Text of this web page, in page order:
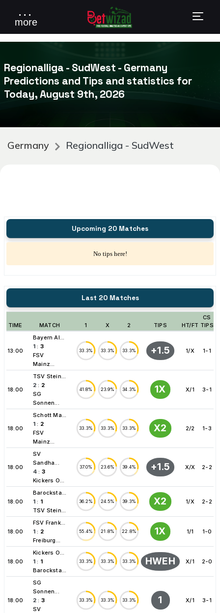
. . .
more
Regionalliga - SudWest - Germany
Predictions and Tips and statistics for
Today, August 9th, 2026
Germany Regionalliga - SudWest
Upcoming 20 Matches
No tips here!
Last 20 Matches
TIME MATCH 1 X 2 TIPS HT/FT
CS
TIPS
13:00
Bayern Al...
1 : 3
FSV
Mainz...
33.3% 33.3% 33.3% +1.5 1/X 1-1
18:00
TSV Stein...
2 : 2
SG
Sonnen...
41.8% 23.9% 34.3% 1X X/1 3-1
18:00
Schott Ma...
1 : 2
FSV
Mainz...
33.3% 33.3% 33.3% X2 2/2 1-3
18:00
SV
Sandha...
4 : 3
Kickers O...
37.0% 23.6% 39.4% +1.5 X/X 2-2
18:00
Barocksta...
1 : 1
TSV Stein...
36.2% 24.5% 39.3% X2 1/X 2-2
18:00
FSV Frank...
1 : 2
Freiburg...
55.4% 21.8% 22.8% 1X 1/1 1-0
18:00
Kickers O...
1 : 1
Barocksta...
33.3% 33.3% 33.3% HWEH X/1 2-0
18:00
SG
Sonnen...
2 : 3
SV
33.3% 33.3% 33.3% 1 X/1 3-1